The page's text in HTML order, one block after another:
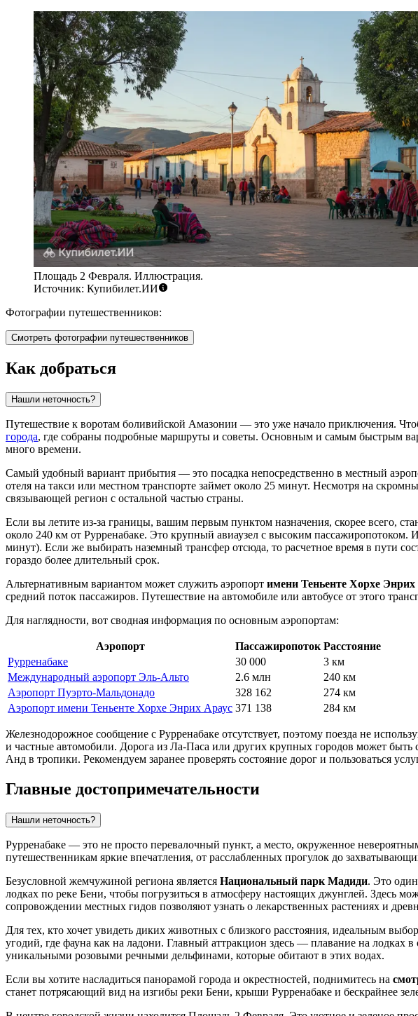
Площадь 2 Февраля. Иллюстрация.
Источник: Купибилет.ИИ
Фотографии путешественников:
Смотреть фотографии путешественников
Как добраться
Нашли неточность?
Путешествие к воротам боливийской Амазонии — это уже начало приключения.
города, где собраны подробные маршруты и советы. Основным и самым быстрым
много времени.
Самый удобный вариант прибытия — это посадка непосредственно в местный
отеля на такси или местном транспорте займет около 25 минут. Несмотря на
связывающей регион с остальной частью страны.
Если вы летите из-за границы, вашим первым пунктом назначения, скорее всего,
около 240 км от Рурренабаке. Это крупный авиаузел с высоким
минут). Если же выбирать наземный трансфер отсюда, то расчетное время в пути
гораздо более длительный срок.
Альтернативным вариантом может служить аэропорт имени Теньенте Хорхе Энрих
средний поток пассажиров. Путешествие на автомобиле или автобусе от этого
Для наглядности, вот сводная информация по основным аэропортам:
Аэропорт Пассажиропоток Расстояние
Рурренабаке
30 000
3 км
Международный аэропорт Эль-Альто
2.6 млн
240 км
Аэропорт Пуэрто-Мальдонадо
328 162
274 км
Аэропорт имени Теньенте Хорхе Энрих Араус 371 138 284 км
Железнодорожное сообщение с Рурренабаке отсутствует, поэтому поезда не
и частные автомобили. Дорога из Ла-Паса или других крупных городов может
Анд в тропики. Рекомендуем заранее проверять состояние дорог и пользоваться
Главные достопримечательности
Нашли неточность?
Рурренабаке — это не просто перевалочный пункт, а место, окруженное
путешественникам яркие впечатления, от расслабленных прогулок до
Безусловной жемчужиной региона является Национальный парк Мадиди. Это
лодках по реке Бени, чтобы погрузиться в атмосферу настоящих джунглей. Здесь
сопровождении местных гидов позволяют узнать о лекарственных растениях и
Для тех, кто хочет увидеть диких животных с близкого расстояния, идеальным
угодий, где фауна как на ладони. Главный аттракцион здесь — плавание на лодках
уникальными розовыми речными дельфинами, которые обитают в этих водах.
Если вы хотите насладиться панорамой города и окрестностей, поднимитесь на
станет потрясающий вид на изгибы реки Бени, крыши Рурренабаке и бескрайнее